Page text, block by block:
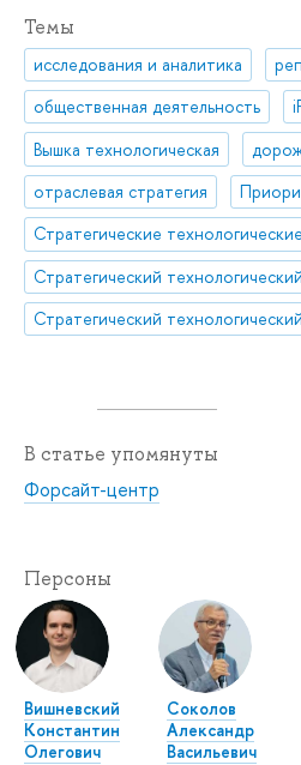
Темы
исследования и аналитика
общественная деятельность
Вышка технологическая
отраслевая стратегия
В статье упомянуты
Форсайт-центр
Персоны
Вишневский
Константин
Олегович
Соколов
Александр
Васильевич